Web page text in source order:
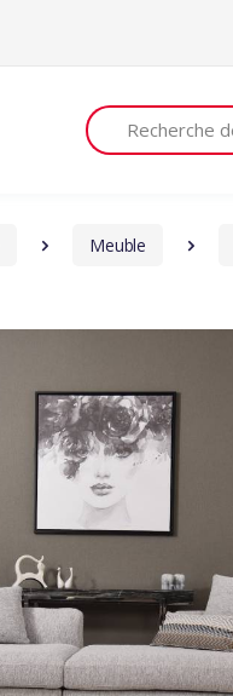
Recherche
Meuble